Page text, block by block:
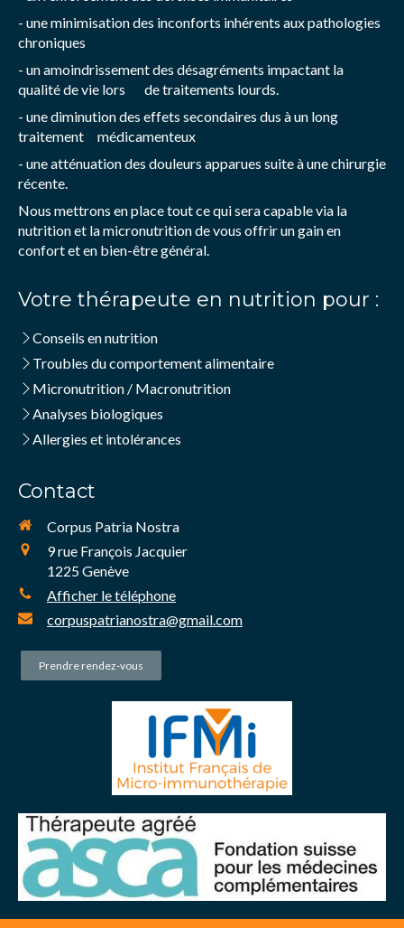
- une minimisation des inconforts inhérents aux pathologies
chroniques
- un amoindrissement des désagréments impactant la
qualité de vie lors de traitements lourds.
- une diminution des effets secondaires dus à un long
traitement médicamenteux
- une atténuation des douleurs apparues suite à une chirurgie
récente.
Nous mettrons en place tout ce qui sera capable via la
nutrition et la micronutrition de vous offrir un gain en
confort et en bien-être général.
Votre thérapeute en nutrition pour :
Conseils en nutrition
Troubles du comportement alimentaire
Micronutrition / Macronutrition
Analyses biologiques
Allergies et intolérances
Contact
Corpus Patria Nostra
9 rue François Jacquier
1225Genève
Afficher le téléphone
corpuspatrianostra@gmail.com
Prendre rendez-vous